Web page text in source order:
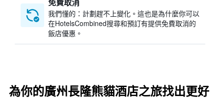
我們懂的：計劃趕不上變化。這也是為什麼你可以
在HotelsCombined搜尋和預訂有提供免費取消的
飯店優惠。
為你的廣州長隆熊貓酒店之旅找出更好